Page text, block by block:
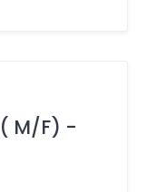
M/F) -